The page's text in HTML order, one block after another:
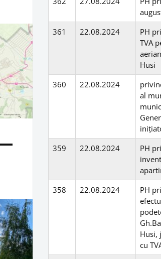
361 22.08.2024
PH
TVA
Husi
360 22.08.2024
al
359
22.08.2024
PH
358 22.08.2024
PH
Husi,
cu